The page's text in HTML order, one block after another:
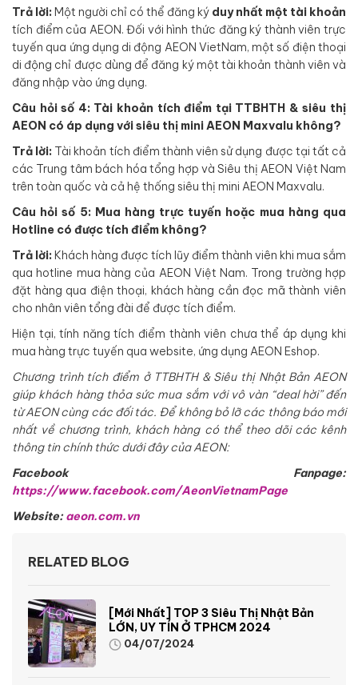
Trả lời:Một người chỉ có thể đăng ký duy nhất một tài khoản
tích điểm của AEON. Đối với hình thức đăng ký thành viên trực
tuyến qua ứng dụng di động AEON VietNam, một số điện thoại
di động chỉ được dùng để đăng ký một tài khoản thành viên và
đăng nhập vào ứng dụng.
Câu hỏi số 4: Tài khoản tích điểm tại TTBHTH & siêu thị
AEON có áp dụng với siêu thị mini AEON Maxvalu không?
Trả lời: Tài khoản tích điểm thành viên sử dụng được tại tất cả
các Trung tâm bách hóa tổng hợp và Siêu thị AEON Việt Nam
trên toàn quốc và cả hệ thống siêu thị mini AEON Maxvalu.
Câu hỏi số 5: Mua hàng trực tuyến hoặc mua hàng qua
Hotline có được tích điểm không?
Trả lời:Khách hàng được tích lũy điểm thành viên khi mua sắm
qua hotline mua hàng của AEON Việt Nam. Trong trường hợp
đặt hàng qua điện thoại, khách hàng cần đọc mã thành viên
cho nhân viên tổng đài để được tích điểm.
Hiện tại, tính năng tích điểm thành viên chưa thể áp dụng khi
mua hàng trực tuyến qua website, ứng dụng AEON Eshop.
Chương trình tích điểm ở TTBHTH & Siêu thị Nhật Bản AEON
giúp khách hàng thỏa sức mua sắm với vô vàn “deal hời” đến
từ AEON cùng các đối tác. Để không bỏ lỡ các thông báo mới
nhất về chương trình, khách hàng có thể theo dõi các kênh
thông tin chính thức dưới đây của AEON:
Facebook Fanpage:
https://www.facebook.com/AeonVietnamPage
Website:aeon.com.vn
RELATED BLOG
[Mới Nhất] TOP 3 Siêu Thị Nhật Bản
LỚN, UY TÍN Ở TPHCM 2024
04/07/2024